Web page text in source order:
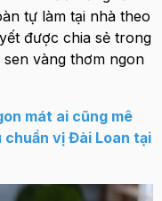
tự làm tại nhà theo
được chia sẻ trong
vàng thơm ngon
mát ai cũng mê
vị Đài Loan tại